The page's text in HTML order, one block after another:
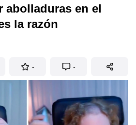
abolladuras en el
la razón
- -